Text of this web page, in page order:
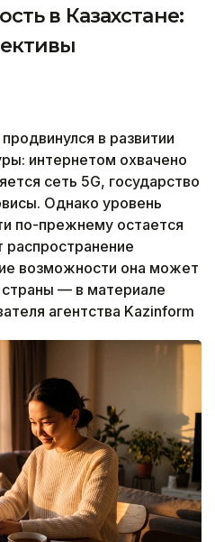
в Казахстане:
в развитии
интернетом охвачено
сеть 5G, государство
Однако уровень
по-прежнему остается
возможности она может
— в материале
агентства Kazinform